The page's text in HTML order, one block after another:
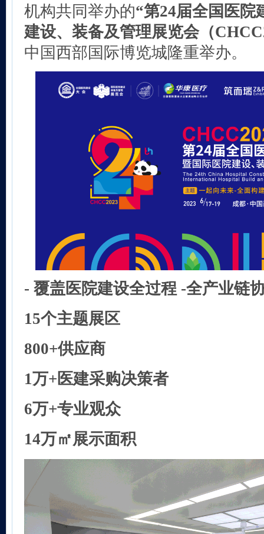
机构共同举办的“第24届全国医院
建设、装备及管理展览会（
中国西部国际博览城隆重举办。
- 覆盖医院建设全过程 -全产业链
15个主题展区
800+供应商
1万+医建采购决策者
6万+专业观众
14万㎡展示面积